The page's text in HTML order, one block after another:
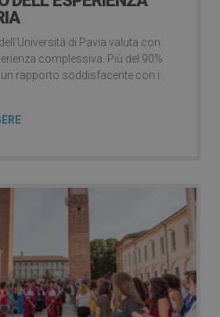
di Pavia valuta con
complessiva. Più del 90%
un rapporto soddisfacente con i